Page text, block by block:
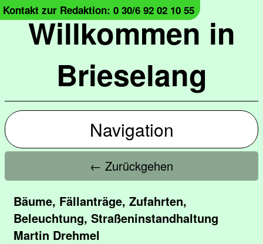
Willkommen in
Brieselang
Kontakt zur Redaktion: 0 30/6 92 02 10 55
Navigation
← Zurückgehen
Bäume, Fällanträge, Zufahrten,
Beleuchtung, Straßeninstandhaltung
Martin Drehmel